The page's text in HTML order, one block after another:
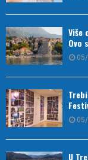
Više
Ovo
U